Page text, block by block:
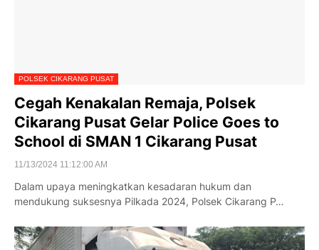
POLSEK CIKARANG PUSAT
Cegah Kenakalan Remaja, Polsek
Cikarang Pusat Gelar Police Goes to
School di SMAN 1 Cikarang Pusat
11/13/2024 11:12:00 AM
Dalam upaya meningkatkan kesadaran hukum dan
mendukung suksesnya Pilkada 2024, Polsek Cikarang P…